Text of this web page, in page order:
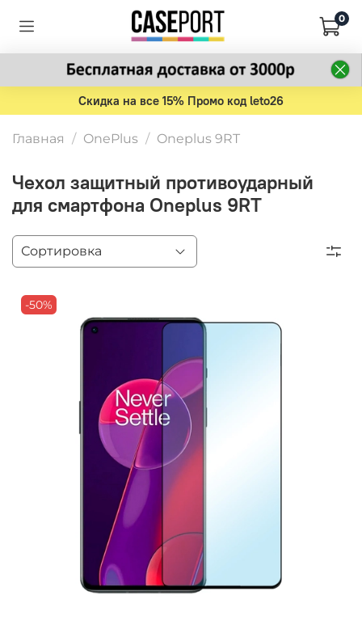
0
Скидка на все 15% Промо код leto26
Главная OnePlus Oneplus 9RT
Чехол защитный противоударный
для смартфона Oneplus 9RT
-50%